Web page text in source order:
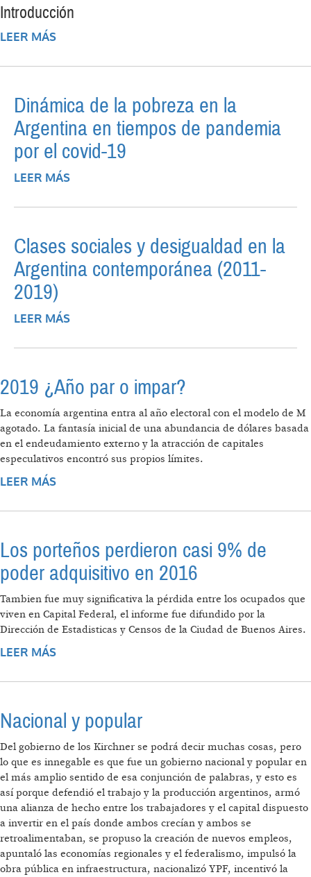
Introducción
LEER MÁS
DURANTE 2024
Dinámica de la pobreza en la
Argentina en tiempos de pandemia
por el covid-19
LEER MÁS
POR EL COVID-19
Clases sociales y desigualdad en la
Argentina contemporánea (2011-
2019)
LEER MÁS
(2011-2019)
2019 ¿Año par o impar?
La economía argentina entra al año electoral con el modelo de M
agotado. La fantasía inicial de una abundancia de dólares basada
en el endeudamiento externo y la atracción de capitales
especulativos encontró sus propios límites.
LEER MÁS
Los porteños perdieron casi 9% de
poder adquisitivo en 2016
Tambien fue muy significativa la pérdida entre los ocupados que
viven en Capital Federal, el informe fue difundido por la
Dirección de Estadisticas y Censos de la Ciudad de Buenos Aires.
LEER MÁS
Nacional y popular
Del gobierno de los Kirchner se podrá decir muchas cosas, pero
lo que es innegable es que fue un gobierno nacional y popular en
el más amplio sentido de esa conjunción de palabras, y esto es
así porque defendió el trabajo y la producción argentinos, armó
una alianza de hecho entre los trabajadores y el capital dispuesto
a invertir en el país donde ambos crecían y ambos se
retroalimentaban, se propuso la creación de nuevos empleos,
apuntaló las economías regionales y el federalismo, impulsó la
obra pública en infraestructura, nacionalizó YPF, incentivó la